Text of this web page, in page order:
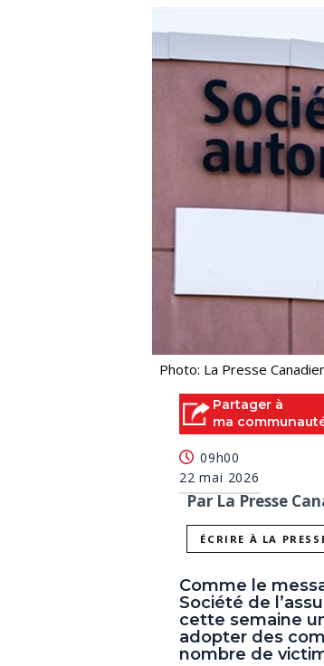
Photo: La Presse
Partager à
ma
09h00
22 mai 2026
Par La Presse
ÉCRIRE À LA
Comme le
Société de
cette semaine
adopter des
nombre de